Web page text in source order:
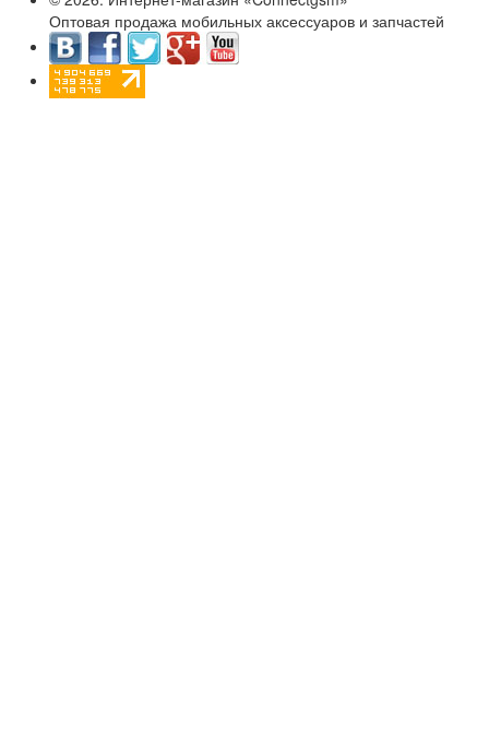
Оптовая продажа мобильных аксессуаров и запчастей